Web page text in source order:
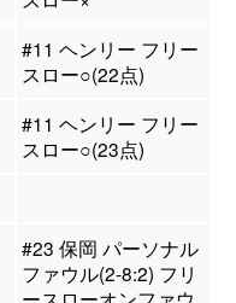
#11 ヘンリー フリー
スロー○(22点)
#11 ヘンリー フリー
スロー○(23点)
#23 保岡 パーソナル
ファウル(2-8:2) フリ